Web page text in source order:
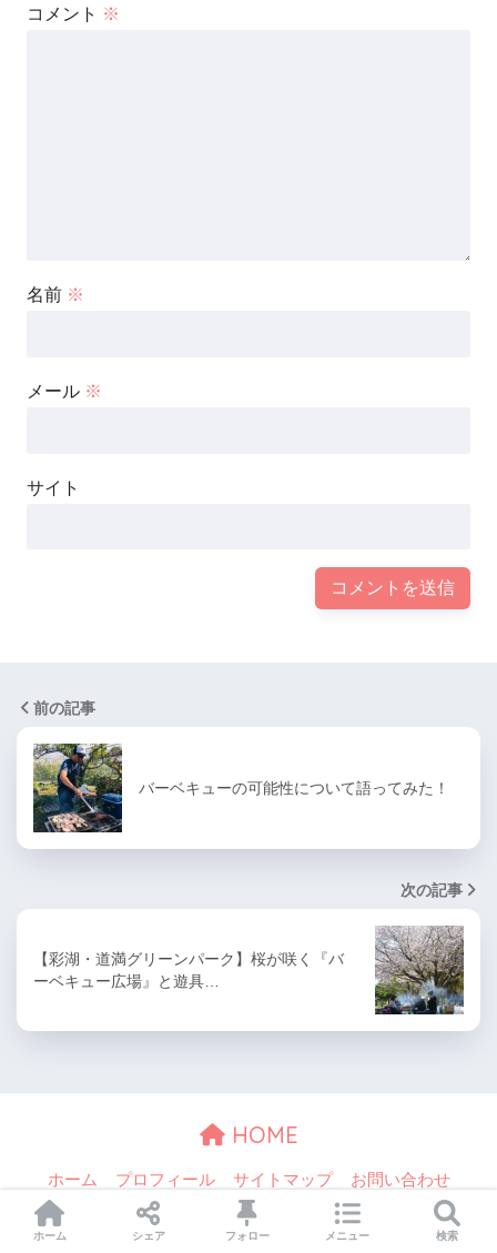
コメント ※
名前 ※
メール ※
サイト
前の記事
バーベキューの可能性について語ってみた！
次の記事
【彩湖・道満グリーンパーク】桜が咲く『バ
ーベキュー広場』と遊具…
HOME
ホーム プロフィール サイトマップ お問い合わせ
© 2026 BBQプランナー All rights reserved.
ホーム シェア フォロー メニュー 検索